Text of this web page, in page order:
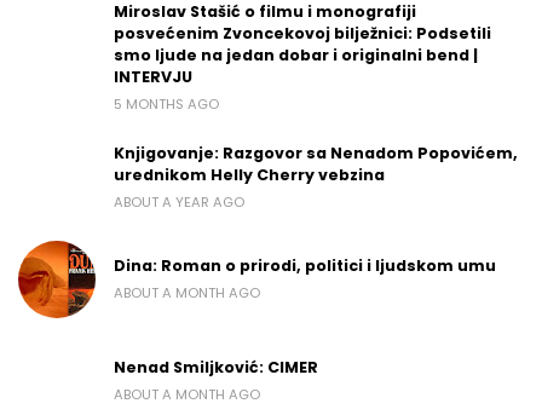
Miroslav Stašić o filmu i monografiji
posvećenim Zvoncekovoj bilježnici: Podsetili
smo ljude na jedan dobar i originalni bend |
INTERVJU
5 MONTHS AGO
Knjigovanje: Razgovor sa Nenadom Popovićem,
urednikom Helly Cherry vebzina
ABOUT A YEAR AGO
Dina: Roman o prirodi, politici i ljudskom umu
ABOUT A MONTH AGO
Nenad Smiljković: CIMER
ABOUT A MONTH AGO